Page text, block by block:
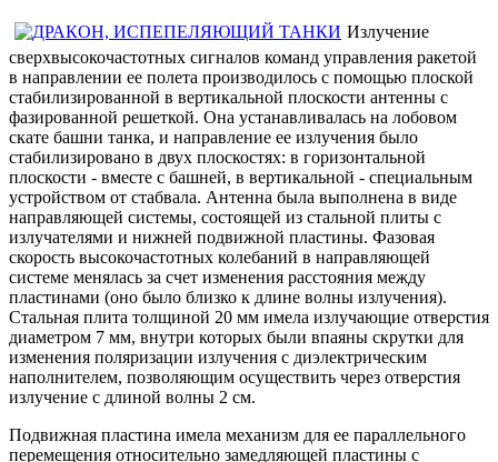
Излучение
сверхвысокочастотных сигналов команд управления ракетой
в направлении ее полета производилось с помощью плоской
стабилизированной в вертикальной плоскости антенны с
фазированной решеткой. Она устанавливалась на лобовом
скате башни танка, и направление ее излучения было
стабилизировано в двух плоскостях: в горизонтальной
плоскости - вместе с башней, в вертикальной - специальным
устройством от стабвала. Антенна была выполнена в виде
направляющей системы, состоящей из стальной плиты с
излучателями и нижней подвижной пластины. Фазовая
скорость высокочастотных колебаний в направляющей
системе менялась за счет изменения расстояния между
пластинами (оно было близко к длине волны излучения).
Стальная плита толщиной 20 мм имела излучающие отверстия
диаметром 7 мм, внутри которых были впаяны скрутки для
изменения поляризации излучения с диэлектрическим
наполнителем, позволяющим осуществить через отверстия
излучение с длиной волны 2 см.
Подвижная пластина имела механизм для ее параллельного
перемещения относительно замедляющей пластины с